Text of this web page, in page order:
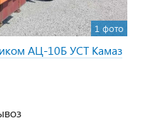
1 фото
АЦ-10Б УСТ Камаз